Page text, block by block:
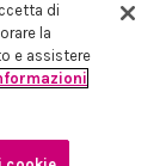
84 - 20135 Milano
Sociale 258.250 €
e REA nr.1051898
di
la
e assistere